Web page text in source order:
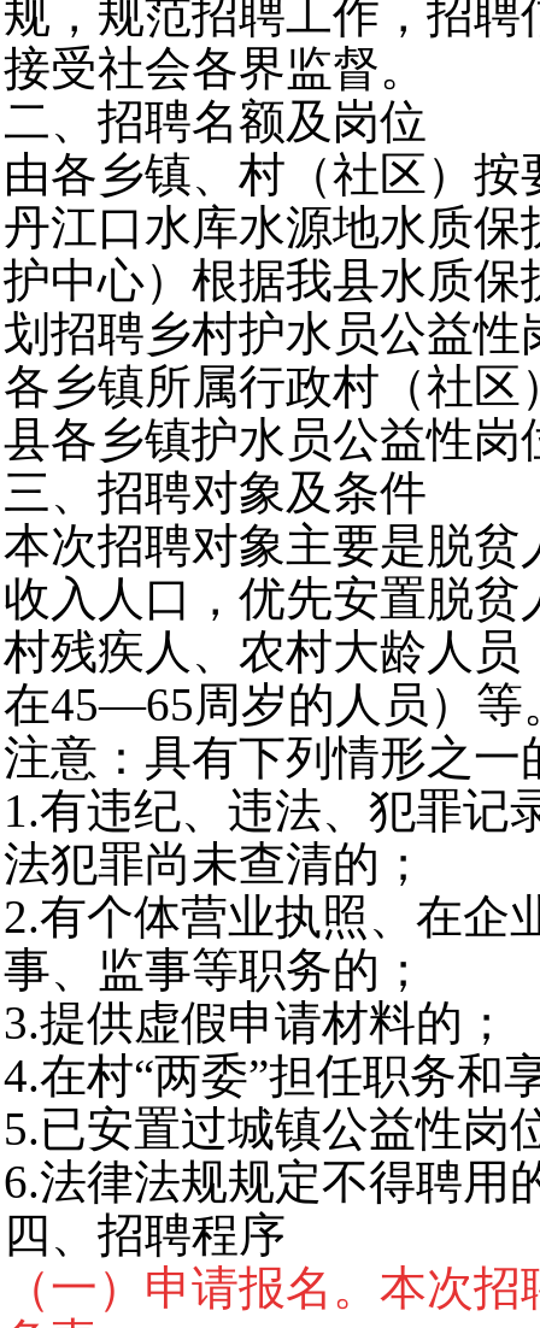
规，规范招聘工作，招
接受社会各界监督。
二、招聘名额及岗位
由各乡镇、村（社区）
丹江口水库水源地水质
护中心）根据我县水质
划招聘乡村护水员公益
各乡镇所属行政村（社
县各乡镇护水员公益性
三、招聘对象及条件
本次招聘对象主要是脱
收入人口，优先安置脱
村残疾人、农村大龄人
在45—65周岁的人员）等
注意：具有下列情形之一
1.有违纪、违法、犯罪记
法犯罪尚未查清的；
2.有个体营业执照、在企
事、监事等职务的；
3.提供虚假申请材料的；
4.在村“两委”担任职务和
5.已安置过城镇公益性岗
6.法律法规规定不得聘用
四、招聘程序
（一）申请报名。本次